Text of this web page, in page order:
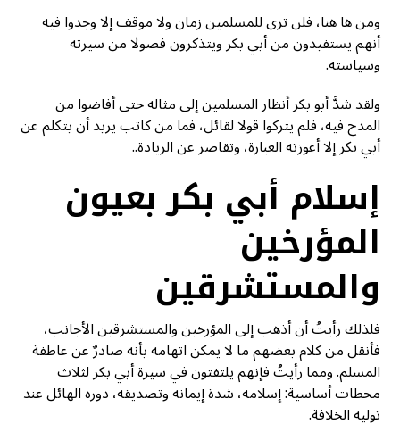
ومن ها هنا، فلن ترى للمسلمين زمان ولا موقف إلا وجدوا فيه
أنهم يستفيدون من أبي بكر ويتذكرون فصولا من سيرته
وسياسته.
ولقد شدَّ أبو بكر أنظار المسلمين إلى مثاله حتى أفاضوا من
المدح فيه، فلم يتركوا قولا لقائل، فما من كاتب يريد أن يتكلم عن
أبي بكر إلا أعوزته العبارة، وتقاصر عن الزيادة..
إسلام أبي بكر بعيون
المؤرخين
والمستشرقين
فلذلك رأيتُ أن أذهب إلى المؤرخين والمستشرقين الأجانب،
فأنقل من كلام بعضهم ما لا يمكن اتهامه بأنه صادرٌ عن عاطفة
المسلم. ومما رأيتُ فإنهم يلتفتون في سيرة أبي بكر لثلاث
محطات أساسية: إسلامه، شدة إيمانه وتصديقه، دوره الهائل عند
توليه الخلافة.